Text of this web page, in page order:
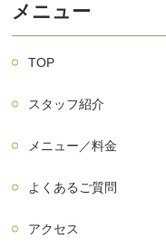
メニュー
TOP
スタッフ紹介
メニュー／料金
よくあるご質問
アクセス